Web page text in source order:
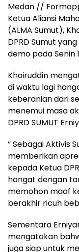
Medan //
Ketua Aliansi
(ALMA Sumut),
DPRD Sumut
demo pada Senin
Khoiruddin
di waktu lagi
keberanian dari
menemui masa
DPRD SUMUT
” Sebagai Aktivis
memberikan
kepada Ketua
hangat dengan
memohon maaf
berakhir ricuh
Sementara
mengatakan
juga siap untuk